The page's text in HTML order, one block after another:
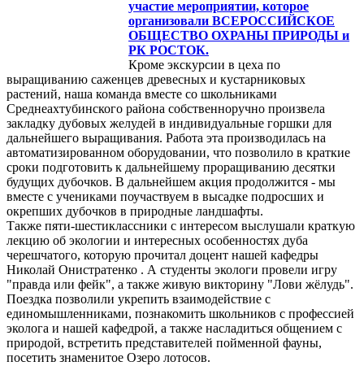
участие мероприятии, которое
организовали ВСЕРОССИЙСКОЕ
ОБЩЕСТВО ОХРАНЫ ПРИРОДЫ и
РК РОСТОК.
Кроме экскурсии в цеха по
выращиванию саженцев древесных и кустарниковых
растений, наша команда вместе со школьниками
Среднеахтубинского района собственноручно произвела
закладку дубовых желудей в индивидуальные горшки для
дальнейшего выращивания. Работа эта производилась на
автоматизированном оборудовании, что позволило в краткие
сроки подготовить к дальнейшему проращиванию десятки
будущих дубочков. В дальнейшем акция продолжится - мы
вместе с учениками поучаствуем в высадке подросших и
окрепших дубочков в природные ландшафты.
Также пяти-шестиклассники с интересом выслушали краткую
лекцию об экологии и интересных особенностях дуба
черешчатого, которую прочитал доцент нашей кафедры
Николай Онистратенко . А студенты экологи провели игру
"правда или фейк", а также живую викторину "Лови жёлудь".
Поездка позволили укрепить взаимодействие с
единомышленниками, познакомить школьников с профессией
эколога и нашей кафедрой, а также насладиться общением с
природой, встретить представителей пойменной фауны,
посетить знаменитое Озеро лотосов.